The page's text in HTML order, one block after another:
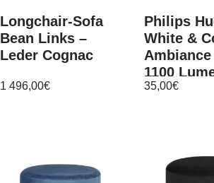
Longchair-Sofa
Bean Links –
Leder Cognac
1 496,00€
Philips
White &
Ambiance
1100
Aktuelle
35,00€